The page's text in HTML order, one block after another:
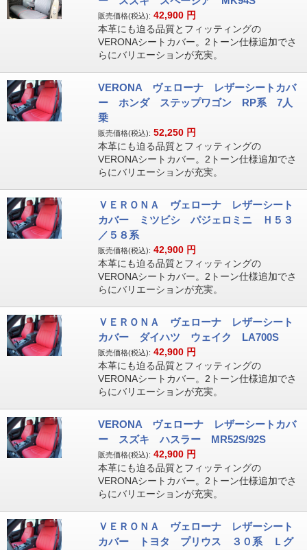
販売価格(税込): 42,900 円
本革にも迫る品質とフィッティングの
VERONAシートカバー。2トーン仕様追加でさ
らにバリエーションが充実。
VERONA ヴェローナ レザーシートカバ
ー ホンダ ステップワゴン RP系 7人
乗
販売価格(税込): 52,250 円
本革にも迫る品質とフィッティングの
VERONAシートカバー。2トーン仕様追加でさ
らにバリエーションが充実。
ＶＥＲＯＮＡ ヴェローナ レザーシート
カバー ミツビシ パジェロミニ Ｈ５３
／５８系
販売価格(税込): 42,900 円
本革にも迫る品質とフィッティングの
VERONAシートカバー。2トーン仕様追加でさ
らにバリエーションが充実。
ＶＥＲＯＮＡ ヴェローナ レザーシート
カバー ダイハツ ウェイク LA700S
販売価格(税込): 42,900 円
本革にも迫る品質とフィッティングの
VERONAシートカバー。2トーン仕様追加でさ
らにバリエーションが充実。
VERONA ヴェローナ レザーシートカバ
ー スズキ ハスラー MR52S/92S
販売価格(税込): 42,900 円
本革にも迫る品質とフィッティングの
VERONAシートカバー。2トーン仕様追加でさ
らにバリエーションが充実。
ＶＥＲＯＮＡ ヴェローナ レザーシート
カバー トヨタ プリウス ３０系 Ｌグ